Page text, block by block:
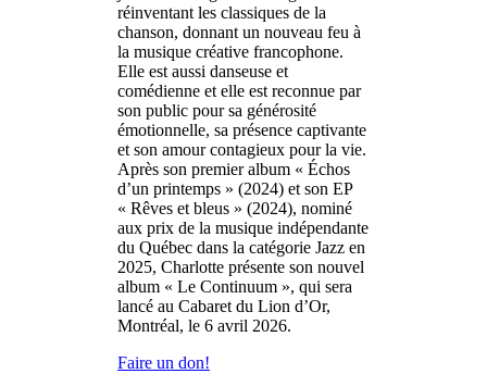
réinventant les classiques de la
chanson, donnant un nouveau feu à
la musique créative francophone.
Elle est aussi danseuse et
comédienne et elle est reconnue par
son public pour sa générosité
émotionnelle, sa présence captivante
et son amour contagieux pour la vie.
Après son premier album « Échos
d’un printemps » (2024) et son EP
« Rêves et bleus » (2024), nominé
aux prix de la musique indépendante
du Québec dans la catégorie Jazz en
2025, Charlotte présente son nouvel
album « Le Continuum », qui sera
lancé au Cabaret du Lion d’Or,
Montréal, le 6 avril 2026.
Faire un don!